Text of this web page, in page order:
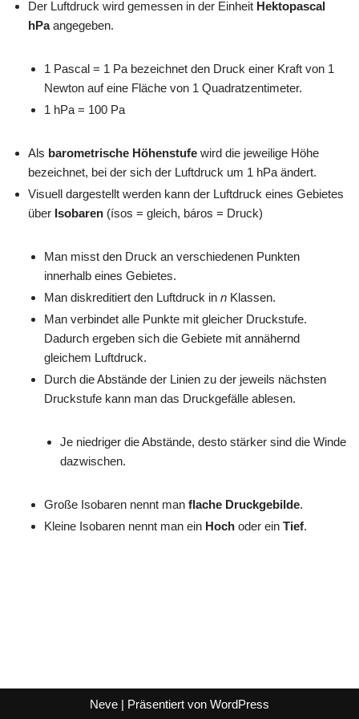
Der Luftdruck wird gemessen in der Einheit Hektopascal
hPaangegeben.
1 Pascal = 1 Pa bezeichnet den Druck einer Kraft von 1
Newton auf eine Fläche von 1 Quadratzentimeter.
1 hPa = 100 Pa
Als barometrische Höhenstufe wird die jeweilige Höhe
bezeichnet, bei der sich der Luftdruck um 1 hPa ändert.
Visuell dargestellt werden kann der Luftdruck eines Gebietes
über Isobaren (ísos = gleich, báros = Druck)
Man misst den Druck an verschiedenen Punkten
innerhalb eines Gebietes.
Man diskreditiert den Luftdruck in n Klassen.
Man verbindet alle Punkte mit gleicher Druckstufe.
Dadurch ergeben sich die Gebiete mit annähernd
gleichem Luftdruck.
Durch die Abstände der Linien zu der jeweils nächsten
Druckstufe kann man das Druckgefälle ablesen.
Je niedriger die Abstände, desto stärker sind die Winde
dazwischen.
Große Isobaren nennt man flache Druckgebilde.
Kleine Isobaren nennt man ein Hoch oder ein Tief.
Neve | Präsentiert von WordPress